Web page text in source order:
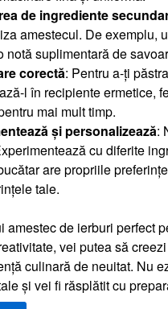
de ingrediente
amestecul. De exemplu,
notă suplimentară de
corectă: Pentru a-ți
l în recipiente ermetice,
mai mult timp.
și personalizează:
cu diferite
are propriile
tale.
amestec de ierburi perfect
vei putea să
culinară de neuitat. Nu
și vei fi răsplătit cu